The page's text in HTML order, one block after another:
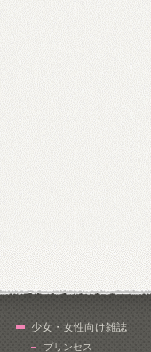
少女・女性向け雑誌
プリンセス